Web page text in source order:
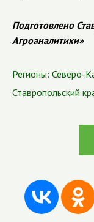
Подготовлено
Агроаналитики»
Регионы: Северо-
Ставропольский